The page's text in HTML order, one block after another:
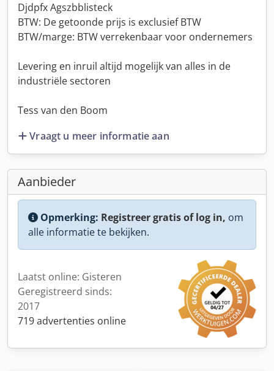
Djdpfx Agszbblisteck
BTW: De getoonde prijs is exclusief BTW
BTW/marge: BTW verrekenbaar voor ondernemers
Levering en inruil altijd mogelijk van alles in de
industriële sectoren
Tess van den Boom
Vraagt u meer informatie aan
Aanbieder
Opmerking: Registreer gratis of log in, om
alle informatie te bekijken.
Laatst online: Gisteren
Geregistreerd sinds:
2017
719 advertenties online